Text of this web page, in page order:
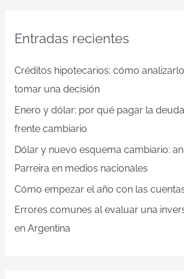
a
p
o
r
:
Entradas recientes
Créditos hipotecarios: cómo
tomar una decisión
Enero y dólar: por qué pagar la
frente cambiario
Dólar y nuevo esquema cambiario:
Parreira en medios nacionales
Cómo empezar el año con las
Errores comunes al evaluar una
en Argentina